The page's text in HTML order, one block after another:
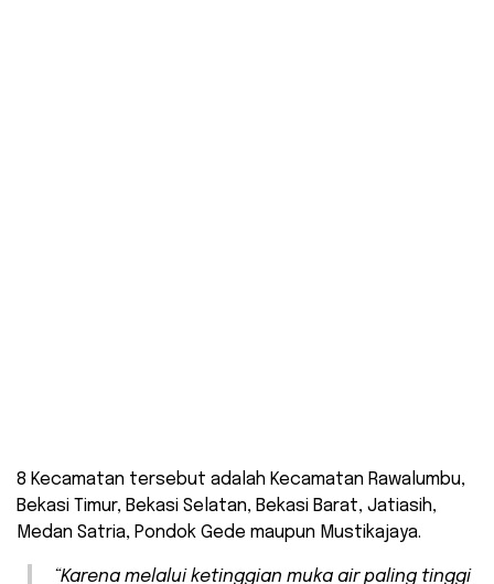
8 Kecamatan tersebut adalah Kecamatan Rawalumbu,
Bekasi Timur, Bekasi Selatan, Bekasi Barat, Jatiasih,
Medan Satria, Pondok Gede maupun Mustikajaya.
“Karena melalui ketinggian muka air paling tinggi